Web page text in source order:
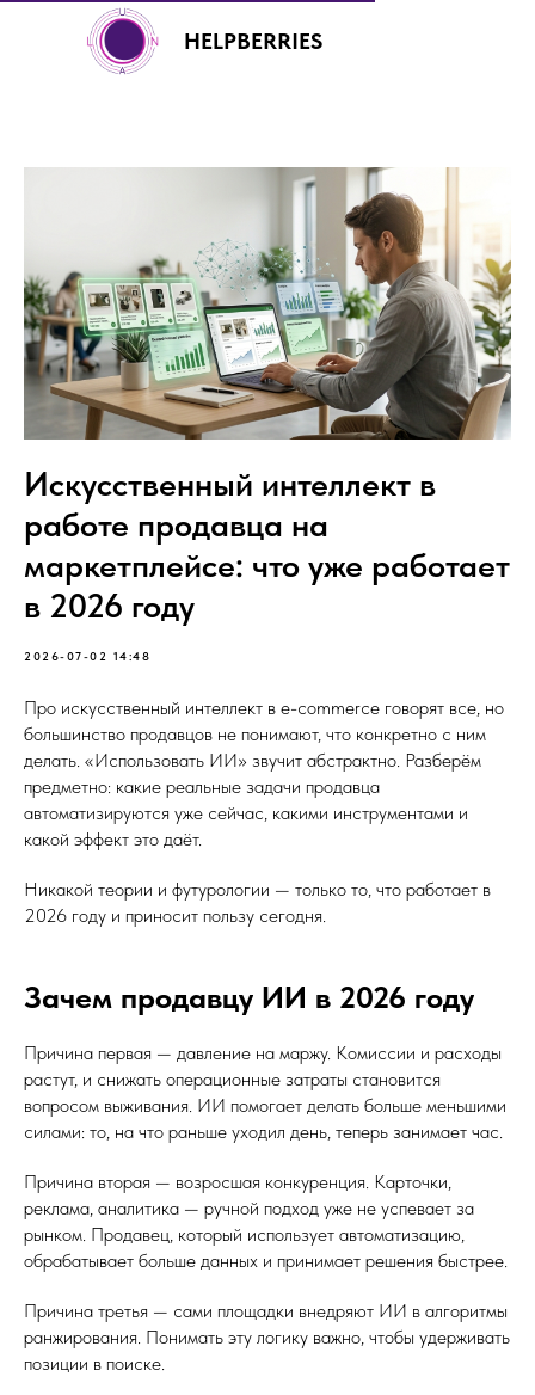
HELPBERRIES
+7 (499) 460-00-92
Искусственный интеллект в
работе продавца на
маркетплейсе: что уже работает
в 2026 году
2026-07-02 14:48
Про искусственный интеллект в e-commerce говорят все, но
большинство продавцов не понимают, что конкретно с ним
делать. «Использовать ИИ» звучит абстрактно. Разберём
предметно: какие реальные задачи продавца
автоматизируются уже сейчас, какими инструментами и
какой эффект это даёт.
Никакой теории и футурологии — только то, что работает в
2026 году и приносит пользу сегодня.
Зачем продавцу ИИ в 2026 году
Причина первая — давление на маржу. Комиссии и расходы
растут, и снижать операционные затраты становится
вопросом выживания. ИИ помогает делать больше меньшими
силами: то, на что раньше уходил день, теперь занимает час.
Причина вторая — возросшая конкуренция. Карточки,
реклама, аналитика — ручной подход уже не успевает за
рынком. Продавец, который использует автоматизацию,
обрабатывает больше данных и принимает решения быстрее.
Причина третья — сами площадки внедряют ИИ в алгоритмы
ранжирования. Понимать эту логику важно, чтобы удерживать
позиции в поиске.